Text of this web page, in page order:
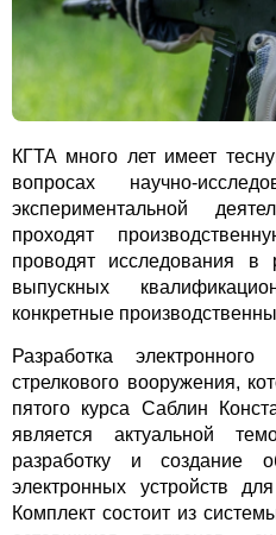
КГТА много лет имеет
вопросах научно-
экспериментальной
проходят
проводят исследования в
выпускных
конкретные
Разработка
стрелкового вооружения,
пятого курса Саблин
является актуальной
разработку и создание
электронных устройств
Комплект состоит из